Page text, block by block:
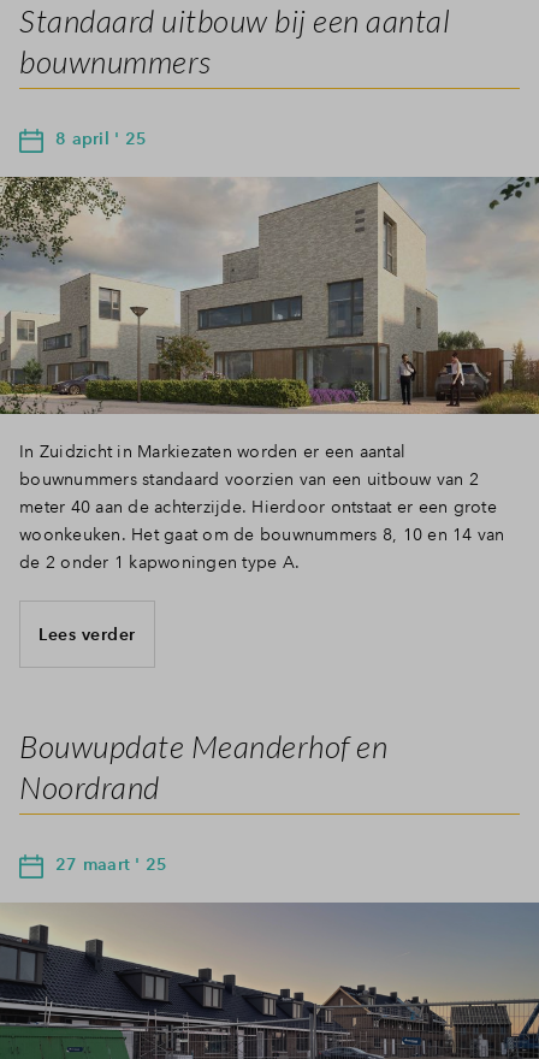
Standaard uitbouw bij een aantal
bouwnummers
8 april ' 25
In Zuidzicht in Markiezaten worden er een aantal
bouwnummers standaard voorzien van een uitbouw van 2
meter 40 aan de achterzijde. Hierdoor ontstaat er een grote
woonkeuken. Het gaat om de bouwnummers 8, 10 en 14 van
de 2 onder 1 kapwoningen type A.
Lees verder
Bouwupdate Meanderhof en
Noordrand
27 maart ' 25